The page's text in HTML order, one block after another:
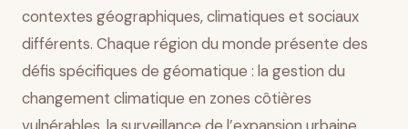
contextes géographiques, climatiques et sociaux
différents. Chaque région du monde présente des
défis spécifiques de géomatique : la gestion du
changement climatique en zones côtières